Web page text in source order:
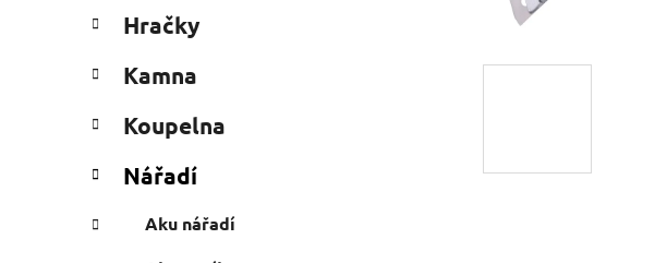
a
e
i
Hračky
Kamna
Koupelna
Nářadí
Aku nářadí